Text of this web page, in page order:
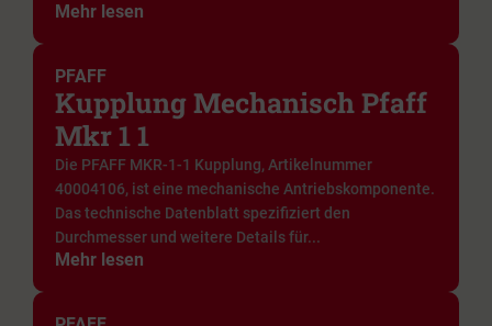
Mehr lesen
PFAFF
Kupplung Mechanisch Pfaff
Mkr 1 1
Die PFAFF MKR-1-1 Kupplung, Artikelnummer
40004106, ist eine mechanische Antriebskomponente.
Das technische Datenblatt spezifiziert den
Durchmesser und weitere Details für...
Mehr lesen